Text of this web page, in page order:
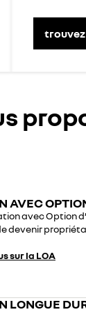
AVEC
avec Option
devenir
sur la LOA
LONGUE